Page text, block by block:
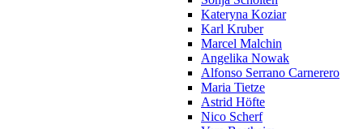
Kateryna Koziar
Karl Kruber
Marcel Malchin
Angelika Nowak
Alfonso Serrano Carnerero
Maria Tietze
Astrid Höfte
Nico Scherf